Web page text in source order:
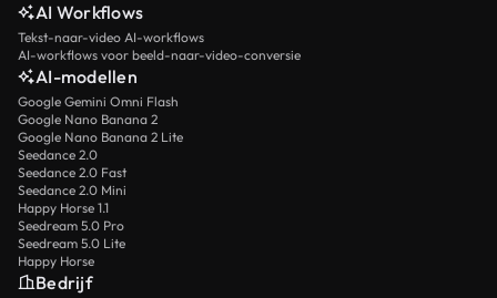
AI Workflows
Tekst-naar-video AI-workflows
AI-workflows voor beeld-naar-video-conversie
AI-modellen
Google Gemini Omni Flash
Google Nano Banana 2
Google Nano Banana 2 Lite
Seedance 2.0
Seedance 2.0 Fast
Seedance 2.0 Mini
Happy Horse 1.1
Seedream 5.0 Pro
Seedream 5.0 Lite
Happy Horse
Bedrijf